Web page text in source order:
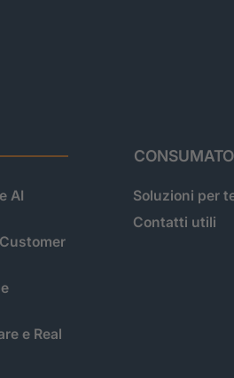
AI
e Real
Soluzioni per
Contatti utili